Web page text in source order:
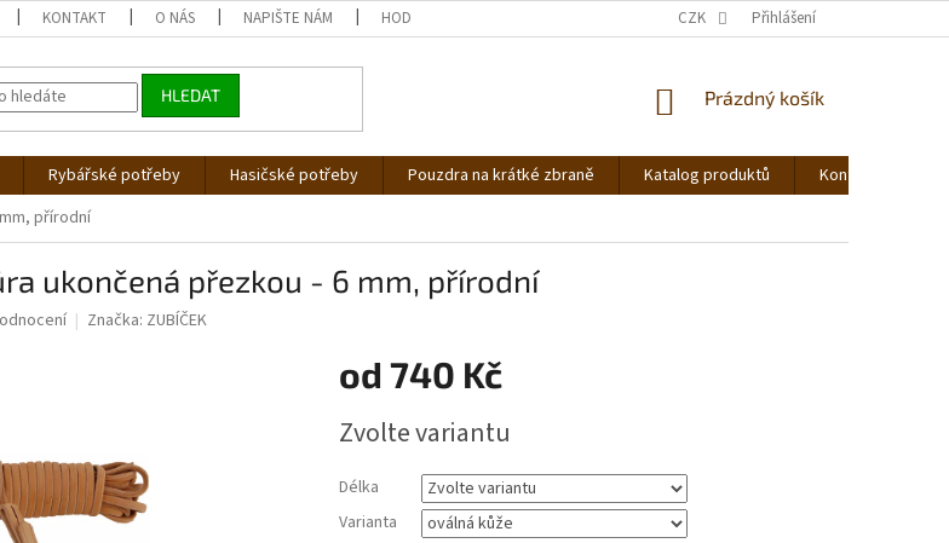
KONTAKT O NÁS NAPIŠTE NÁM HODNOCENÍ OBCHODU OBCHODNÍ PODMÍNKY PODMÍNKY OCHRANY
CZK Přihlášení
HLEDAT
NÁKUPNÍ
Prázdný košík
Rybářské potřeby Hasičské potřeby Pouzdra na krátké zbraně Katalog produktů Kontakt
přírodní
ukončená přezkou - 6 mm, přírodní
Značka: ZUBÍČEK
od 740 Kč
cena:
Zvolte variantu
Délka
Varianta